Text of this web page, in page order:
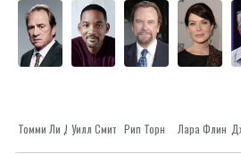
задуманного Серлиной,
монстром, обитающим
сексуальнейшей модели.
Томми Ли ДжонсУилл Смит Рип Торн